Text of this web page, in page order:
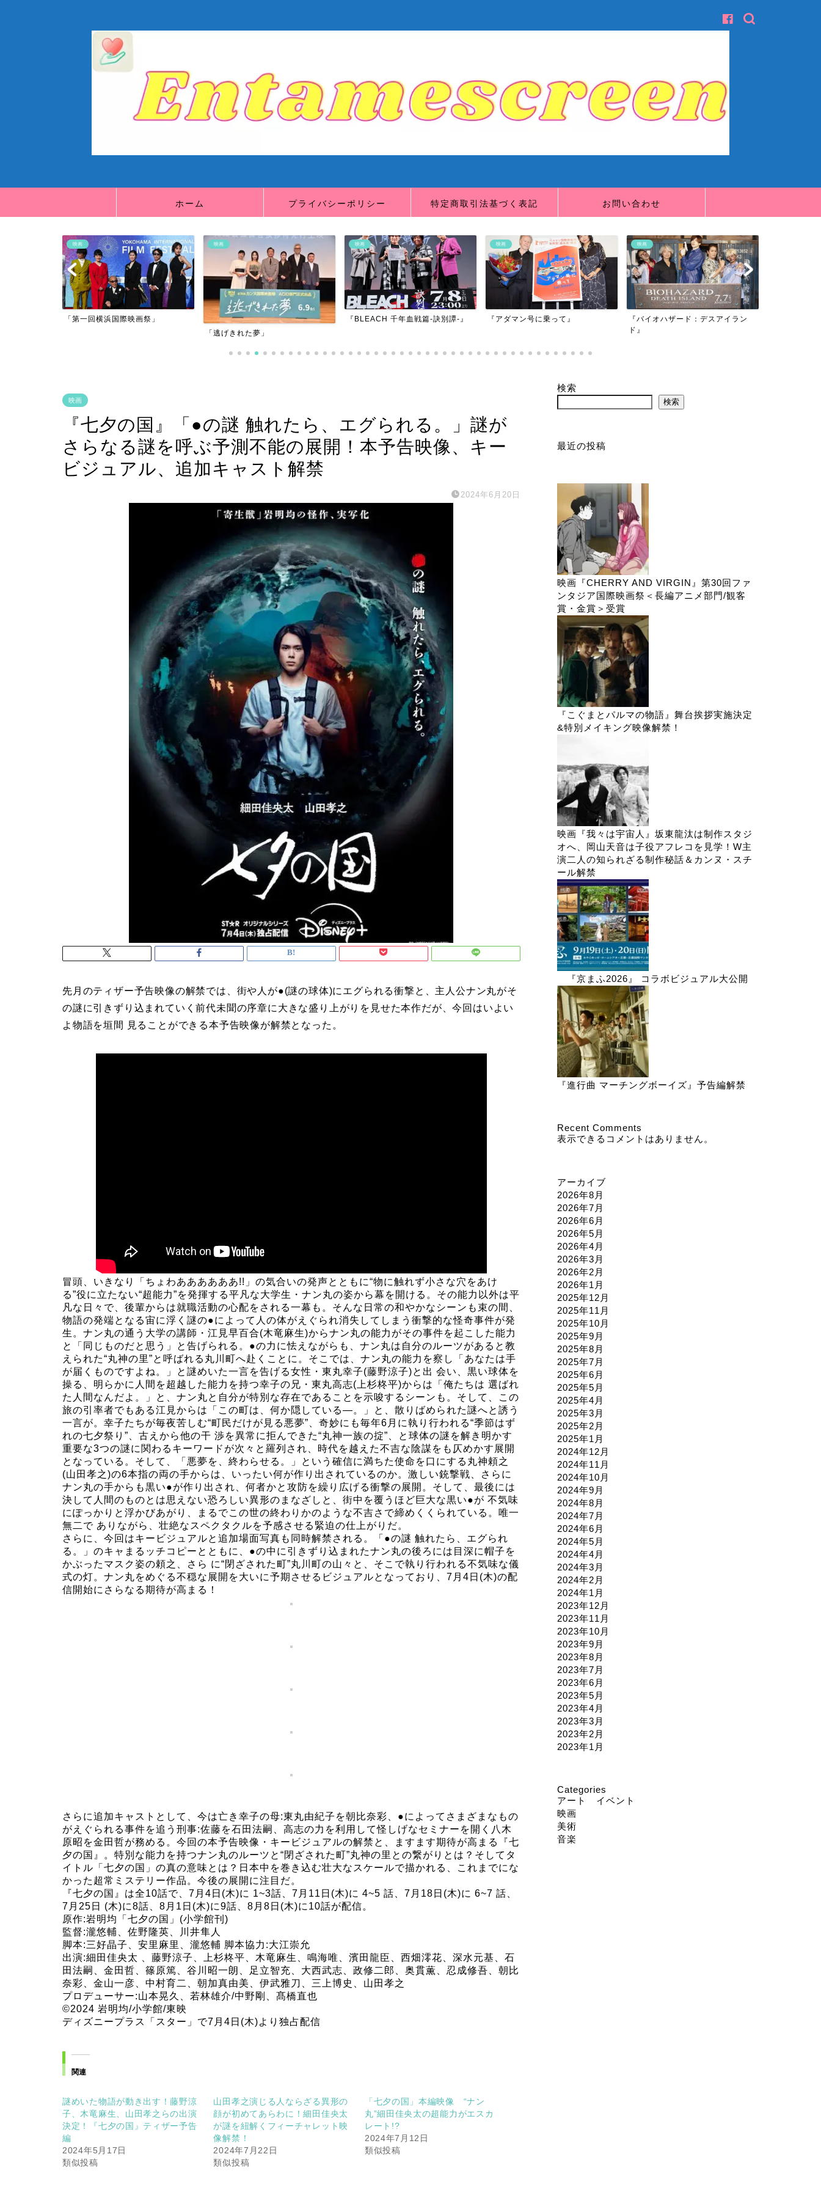
ホーム プライバシーポリシー 特定商取引法基づく表記 お問い合わせ
映画
「第一回横浜国際映画祭」
映画
「逃げきれた夢」
映画
『BLEACH 千年血戦篇-訣別譚-』
映画
『アダマン号に乗って』
映画
『バイオハザード：デスアイラン
ド』
映画
『七夕の国』「●の謎 触れたら、エグられる。」謎が
さらなる謎を呼ぶ予測不能の展開！本予告映像、キー
ビジュアル、追加キャスト解禁
2024年6月20日
先月のティザー予告映像の解禁では、街や人が●(謎の球体)にエグられる衝撃と、主人公ナン丸がそ
の謎に引きずり込まれていく前代未聞の序章に大きな盛り上がりを見せた本作だが、今回はいよい
よ物語を垣間 見ることができる本予告映像が解禁となった。
冒頭、いきなり「ちょわああああああ!!」の気合いの発声とともに“物に触れず小さな穴をあけ
る”役に立たない“超能力”を発揮する平凡な大学生・ナン丸の姿から幕を開ける。その能力以外は平
凡な日々で、後輩からは就職活動の心配をされる一幕も。そんな日常の和やかなシーンも束の間、
物語の発端となる宙に浮く謎の●によって人の体がえぐられ消失してしまう衝撃的な怪奇事件が発
生。ナン丸の通う大学の講師・江見早百合(木竜麻生)からナン丸の能力がその事件を起こした能力
と「同じものだと思う」と告げられる。●の力に怯えながらも、ナン丸は自分のルーツがあると教
えられた“丸神の里”と呼ばれる丸川町へ赴くことに。そこでは、ナン丸の能力を察し「あなたは手
が届くものですよね。」と謎めいた一言を告げる女性・東丸幸子(藤野涼子)と出 会い、黒い球体を
操る、明らかに人間を超越した能力を持つ幸子の兄・東丸高志(上杉柊平)からは「俺たちは 選ばれ
た人間なんだよ。」と、ナン丸と自分が特別な存在であることを示唆するシーンも。そして、この
旅の引率者でもある江見からは「この町は、何か隠している―。」と、散りばめられた謎へと誘う
一言が。幸子たちが毎夜苦しむ“町民だけが見る悪夢”、奇妙にも毎年6月に執り行われる“季節はず
れの七夕祭り”、古えから他の干 渉を異常に拒んできた“丸神一族の掟”、と球体の謎を解き明かす
重要な3つの謎に関わるキーワードが次々と羅列され、時代を越えた不吉な陰謀をも仄めかす展開
となっている。そして、「悪夢を、終わらせる。」という確信に満ちた使命を口にする丸神頼之
(山田孝之)の6本指の両の手からは、いったい何が作り出されているのか。激しい銃撃戦、さらに
ナン丸の手からも黒い●が作り出され、何者かと攻防を繰り広げる衝撃の展開。そして、最後には
決して人間のものとは思えない恐ろしい異形のまなざしと、街中を覆うほど巨大な黒い●が 不気味
にぽっかりと浮かびあがり、まるでこの世の終わりかのような不吉さで締めくくられている。唯一
無二で ありながら、壮絶なスペクタクルを予感させる緊迫の仕上がりだ。
さらに、今回はキービジュアルと追加場面写真も同時解禁される。「●の謎 触れたら、エグられ
る。」のキャまるッチコピーとともに、●の中に引きずり込まれたナン丸の後ろには目深に帽子を
かぶったマスク姿の頼之、さら に“閉ざされた町”丸川町の山々と、そこで執り行われる不気味な儀
式の灯。ナン丸をめぐる不穏な展開を大いに予期させるビジュアルとなっており、7月4日(木)の配
信開始にさらなる期待が高まる！
さらに追加キャストとして、今は亡き幸子の母:東丸由紀子を朝比奈彩、●によってさまざまなもの
がえぐられる事件を追う刑事:佐藤を石田法嗣、高志の力を利用して怪しげなセミナーを開く八木
原昭を金田哲が務める。今回の本予告映像・キービジュアルの解禁と、ますます期待が高まる『七
夕の国』。特別な能力を持つナン丸のルーツと“閉ざされた町”丸神の里との繋がりとは？そしてタ
イトル「七夕の国」の真の意味とは？日本中を巻き込む壮大なスケールで描かれる、これまでにな
かった超常ミステリー作品。今後の展開に注目だ。
『七夕の国』は全10話で、7月4日(木)に 1~3話、7月11日(木)に 4~5 話、7月18日(木)に 6~7 話、
7月25日 (木)に8話、8月1日(木)に9話、8月8日(木)に10話が配信。
原作:岩明均「七夕の国」(小学館刊)
監督:瀧悠輔、佐野隆英、川井隼人
脚本:三好晶子、安里麻里、瀧悠輔 脚本協力:大江崇允
出演:細田佳央太 、藤野涼子、上杉柊平、木竜麻生、鳴海唯、濱田龍臣、西畑澪花、深水元基、石
田法嗣、金田哲、篠原篤、谷川昭一朗、足立智充、大西武志、政修二郎、奥貫薫、忍成修吾、朝比
奈彩、金山一彦、中村育二、朝加真由美、伊武雅刀、三上博史、山田孝之
プロデューサー:山本晃久、若林雄介/中野剛、髙橋直也
©︎2024 岩明均/小学館/東映
ディズニープラス「スター」で7月4日(木)より独占配信
関連
謎めいた物語が動き出す！藤野涼
子、木竜麻生、山田孝之らの出演
決定！『七夕の国』ティザー予告
編
2024年5月17日
類似投稿
山田孝之演じる人ならざる異形の
顔が初めてあらわに！細田佳央太
が謎を紐解くフィーチャレット映
像解禁！
2024年7月22日
類似投稿
「七夕の国」本編映像 “ナン
丸”細田佳央太の超能力がエスカ
レート!?
2024年7月12日
類似投稿
検索
検索
最近の投稿
映画『CHERRY AND VIRGIN』第30回ファ
ンタジア国際映画祭＜長編アニメ部門/観客
賞・金賞＞受賞
『こぐまとパルマの物語』舞台挨拶実施決定
&特別メイキング映像解禁！
映画『我々は宇宙人』坂東龍汰は制作スタジ
オへ、岡山天音は子役アフレコを見学！W主
演二人の知られざる制作秘話＆カンヌ・スチ
ール解禁
『京まふ2026』 コラボビジュアル大公開
『進行曲 マーチングボーイズ』予告編解禁
Recent Comments
表示できるコメントはありません。
アーカイブ
2026年8月
2026年7月
2026年6月
2026年5月
2026年4月
2026年3月
2026年2月
2026年1月
2025年12月
2025年11月
2025年10月
2025年9月
2025年8月
2025年7月
2025年6月
2025年5月
2025年4月
2025年3月
2025年2月
2025年1月
2024年12月
2024年11月
2024年10月
2024年9月
2024年8月
2024年7月
2024年6月
2024年5月
2024年4月
2024年3月
2024年2月
2024年1月
2023年12月
2023年11月
2023年10月
2023年9月
2023年8月
2023年7月
2023年6月
2023年5月
2023年4月
2023年3月
2023年2月
2023年1月
Categories
アート イベント
映画
美術
音楽